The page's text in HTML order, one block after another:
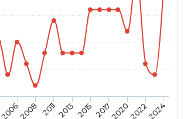
2008 20112013 2015 2017202020222024